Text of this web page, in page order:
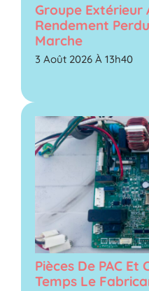
Groupe Extérieur
Rendement
Marche
3 Août 2026 À 13h40
Pièces De PAC Et
Temps Le